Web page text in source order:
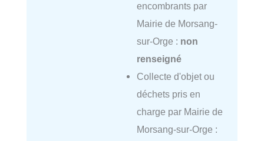
encombrants par
Mairie de Morsang-
sur-Orge : non
renseigné
Collecte d'objet ou
déchets pris en
charge par Mairie de
Morsang-sur-Orge :